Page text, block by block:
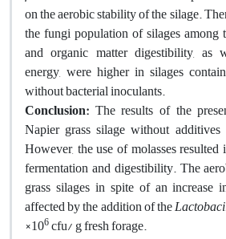
on the aerobic stability of the silage.
the fungi population of silages among
and organic matter digestibility, as
energy, were higher in silages
without bacterial inoculants.
Conclusion: The results of the
Napier grass silage without
However, the use of molasses
fermentation and digestibility. The
grass silages in spite of an increase
affected by the addition of the
×106cfu/ g fresh forage.